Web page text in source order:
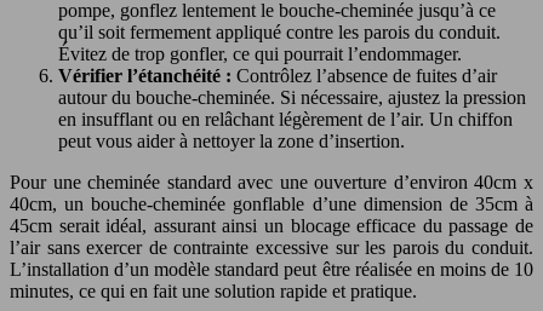
pompe, gonflez lentement le bouche-cheminée jusqu’à ce
qu’il soit fermement appliqué contre les parois du conduit.
Évitez de trop gonfler, ce qui pourrait l’endommager.
Vérifier l’étanchéité : Contrôlez l’absence de fuites d’air
autour du bouche-cheminée. Si nécessaire, ajustez la pression
en insufflant ou en relâchant légèrement de l’air. Un chiffon
peut vous aider à nettoyer la zone d’insertion.
Pour une cheminée standard avec une ouverture d’environ 40cm x
40cm, un bouche-cheminée gonflable d’une dimension de 35cm à
45cm serait idéal, assurant ainsi un blocage efficace du passage de
l’air sans exercer de contrainte excessive sur les parois du conduit.
L’installation d’un modèle standard peut être réalisée en moins de 10
minutes, ce qui en fait une solution rapide et pratique.